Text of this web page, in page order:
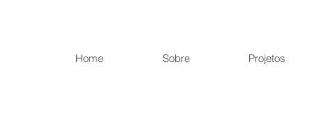
Home Sobre Projetos